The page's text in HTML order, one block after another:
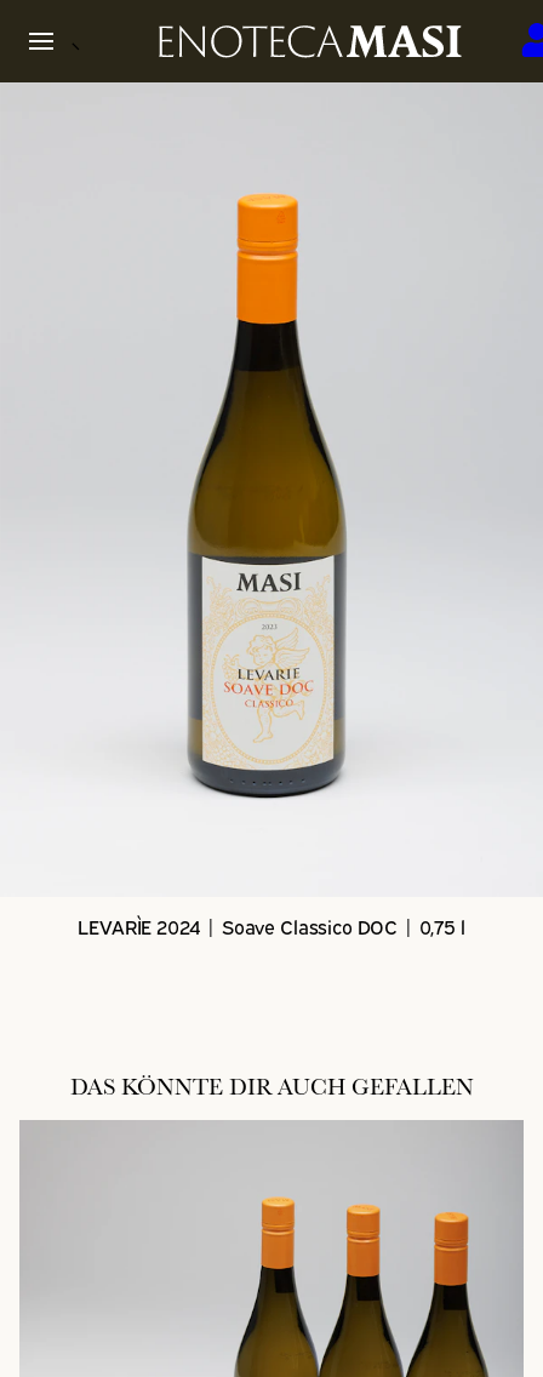
LEVARÌE 2024 | Soave Classico DOC | 0,75 l
DAS KÖNNTE DIR AUCH GEFALLEN